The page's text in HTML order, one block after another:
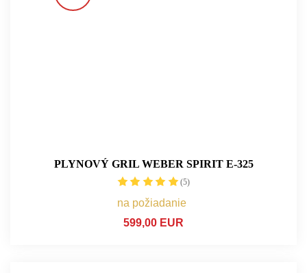
PLYNOVÝ GRIL WEBER SPIRIT E-325
(5)
na požiadanie
599,00 EUR